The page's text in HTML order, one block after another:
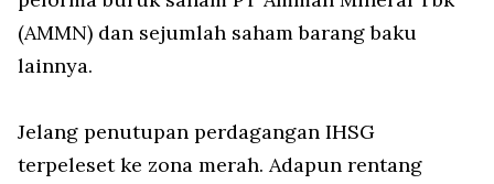
(AMMN) dan sejumlah saham barang baku
lainnya.
Jelang penutupan perdagangan IHSG
terpeleset ke zona merah. Adapun rentang